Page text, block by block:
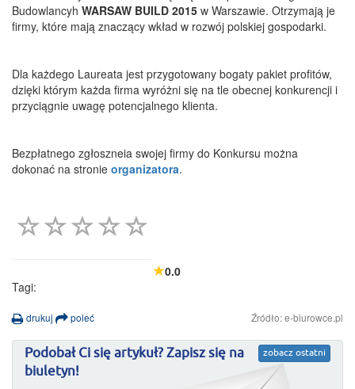
Budowlancyh WARSAW BUILD 2015 w Warszawie. Otrzymają je
firmy, które mają znaczący wkład w rozwój polskiej gospodarki.
Dla każdego Laureata jest przygotowany bogaty pakiet profitów,
dzięki którym każda firma wyróżni się na tle obecnej konkurencji i
przyciągnie uwagę potencjalnego klienta.
Bezpłatnego zgłoszneia swojej firmy do Konkursu można
dokonać na stronie organizatora.
0.0
Tagi:
drukuj poleć Źródło: e-biurowce.pl
zobacz ostatni
Podobał Ci się artykuł? Zapisz się na
biuletyn!